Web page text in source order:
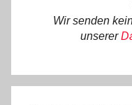
Wir senden
unserer